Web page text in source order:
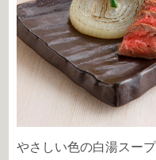
やさしい色の白湯スー